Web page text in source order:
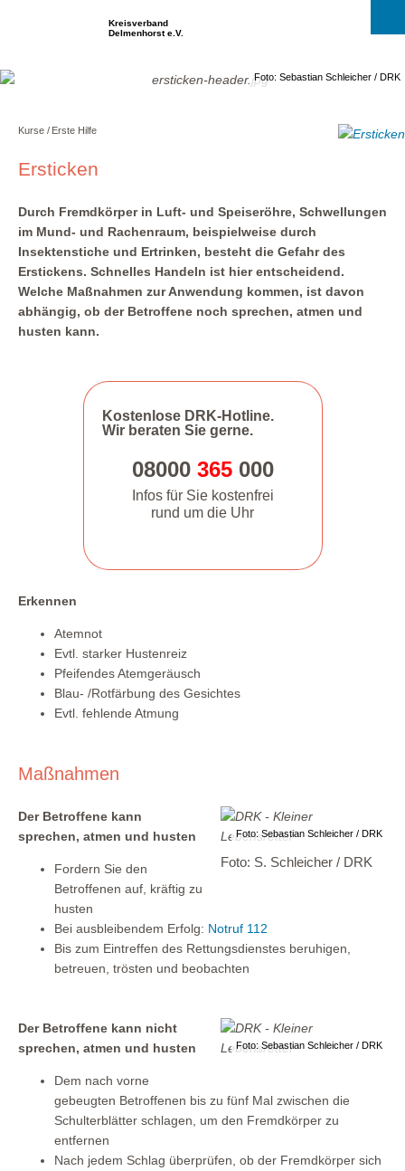
Kreisverband
Delmenhorst e.V.
Foto: Sebastian Schleicher / DRK
Kurse Erste Hilfe
Ersticken
Durch Fremdkörper in Luft- und Speiseröhre, Schwellungen
im Mund- und Rachenraum, beispielweise durch
Insektenstiche und Ertrinken, besteht die Gefahr des
Erstickens. Schnelles Handeln ist hier entscheidend.
Welche Maßnahmen zur Anwendung kommen, ist davon
abhängig, ob der Betroffene noch sprechen, atmen und
husten kann.
Kostenlose DRK-Hotline.
Wir beraten Sie gerne.
08000 365000
Infos für Sie kostenfrei
rund um die Uhr
Erkennen
Atemnot
Evtl. starker Hustenreiz
Pfeifendes Atemgeräusch
Blau- /Rotfärbung des Gesichtes
Evtl. fehlende Atmung
Maßnahmen
Foto: Sebastian Schleicher / DRK
Foto: S. Schleicher / DRK
Der Betroffene kann
sprechen, atmen und husten
Fordern Sie den
Betroffenen auf, kräftig zu
husten
Bei ausbleibendem Erfolg: Notruf 112
Bis zum Eintreffen des Rettungsdienstes beruhigen,
betreuen, trösten und beobachten
Foto: Sebastian Schleicher / DRK
Der Betroffene kann nicht
sprechen, atmen und husten
Dem nach vorne
gebeugten Betroffenen bis zu fünf Mal zwischen die
Schulterblätter schlagen, um den Fremdkörper zu
entfernen
Nach jedem Schlag überprüfen, ob der Fremdkörper sich